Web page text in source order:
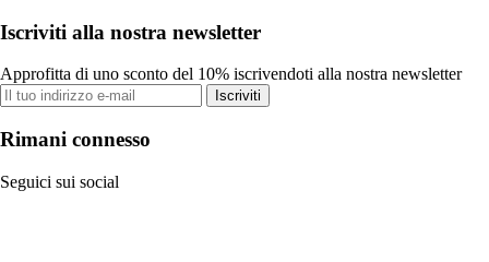
Iscriviti alla nostra newsletter
Approfitta di uno sconto del 10% iscrivendoti alla nostra newsletter
Iscriviti
Rimani connesso
Seguici sui social